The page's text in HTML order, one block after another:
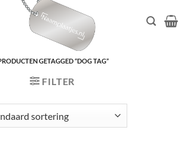
GETAGGED “DOG TAG”
FILTER